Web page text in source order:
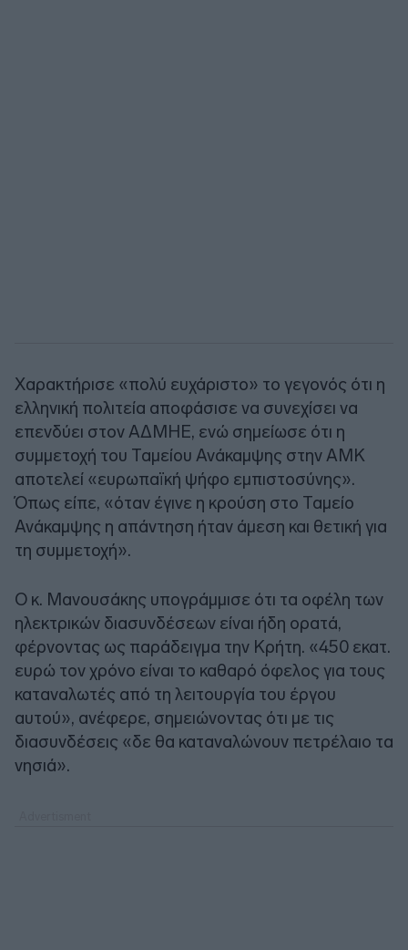
Χαρακτήρισε «πολύ ευχάριστο» το γεγονός ότι η
ελληνική πολιτεία αποφάσισε να συνεχίσει να
επενδύει στον ΑΔΜΗΕ, ενώ σημείωσε ότι η
συμμετοχή του Ταμείου Ανάκαμψης στην ΑΜΚ
αποτελεί «ευρωπαϊκή ψήφο εμπιστοσύνης».
Όπως είπε, «όταν έγινε η κρούση στο Ταμείο
Ανάκαμψης η απάντηση ήταν άμεση και θετική για
τη συμμετοχή».
Ο κ. Μανουσάκης υπογράμμισε ότι τα οφέλη των
ηλεκτρικών διασυνδέσεων είναι ήδη ορατά,
φέρνοντας ως παράδειγμα την Κρήτη. «450 εκατ.
ευρώ τον χρόνο είναι το καθαρό όφελος για τους
καταναλωτές από τη λειτουργία του έργου
αυτού», ανέφερε, σημειώνοντας ότι με τις
διασυνδέσεις «δε θα καταναλώνουν πετρέλαιο τα
νησιά».